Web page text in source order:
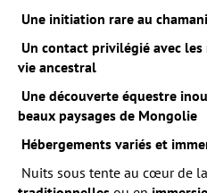
Une initiation rare au
Un contact privilégié avec
vie ancestral
Une découverte équestre
beaux paysages de Mongolie
Hébergements variés et
Nuits sous tente au cœur de